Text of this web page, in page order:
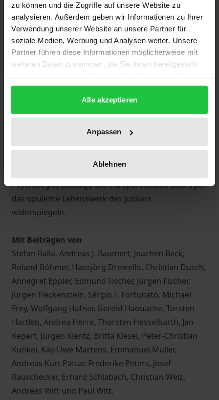
zu können und die Zugriffe auf unsere Website zu
analysieren. Außerdem geben wir Informationen zu Ihrer
Verwendung unserer Website an unsere Partner für
soziale Medien, Werbung und Analysen weiter. Unsere
Partner führen diese Informationen möglicherweise mit
weiteren Daten zusammen, die Sie ihnen bereitgestellt
gesammelt haben.
Alle akzeptieren
Anpassen
Ablehnen
Prof. Dr. Heinz-Joachim Peters ist während seiner
fast 40-jährigen Tätigkeit an der Hochschule Kehl in
seiner eigenen Disziplin, dem öffentlichen Recht, mit
zahlreichen Publikationen hervorgetreten, darunter
einem Lehrbuch zum Umweltrecht und einem
hat er viele interdisziplinäre Forschungsprojekte
und innovative Lehrkonzepte für angehende
Verwaltungsbeamte realisiert. An der Festschrift
sind daher 30 Wissenschaftlerinnen und
Wissenschaftler verschiedener Fachrichtungen
Psychologie) beteiligt, die mit spannenden Beiträgen
das opulente Lebenswerk des Jubilars
widerspiegeln.
Mit Beiträgen von
Stefan Balla, Andreas J. Baumert, Joachim Beck,
Roland Böhmer, Hansjörg Drewello, Christian Dusch,
Annegret Eppler, Edmund Fischer, Jürgen Fischer,
Jürgen Fleckenstein, Sérgio F. Fortunato, Michael
Frey, Wolfgang Hafner, Gerold Haouache, Torsten
Hartleb, Andrea Herre, Thorsten Hesselbarth, Jan
Kepert, Jürgen Kientz, Britta Kiesel, Peter-Christian
Kunkel, Kay-Uwe Martens, Emmanuel Muller,
Andreas Kurt Pattar, Frederike Peters, Josef
Rauschecker, Erhard Schlabach, Christian Welz,
Andreas Witt und Paul Witt.